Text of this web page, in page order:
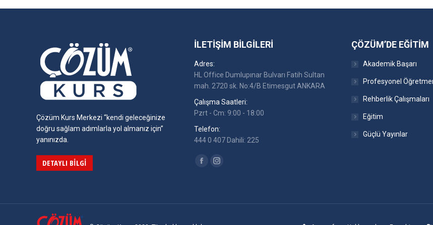
Çözüm Kurs Merkezi “kendi geleceğinize
doğru sağlam adımlarla yol almanız için”
yanınızda.
DETAYLI BILGI
İLETIŞIM BILGILERI
Adres:
HL Office Dumlupınar Bulvarı Fatih Sultan
mah. 2720 sk. No:4/B Etimesgut ANKARA
Çalışma Saatleri:
Pzrt - Cm: 9:00 - 18:00
Telefon:
444 0 407 Dahili: 225
Find us on:
FacebookInstagram
ÇÖZÜM’DE EĞITIM
Akademik Başarı
Profesyonel
Rehberlik Çalışmaları
Eğitim
Güçlü Yayınlar